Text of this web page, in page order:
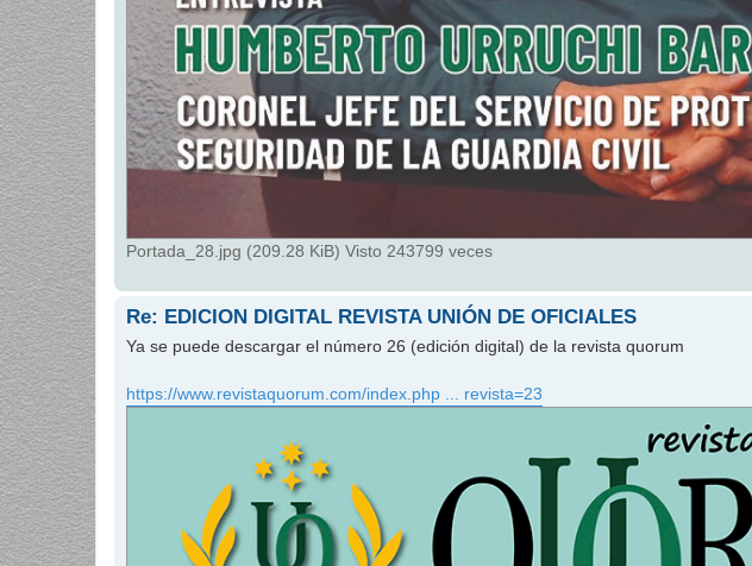
Portada_28.jpg (209.28 KiB) Visto 243799 veces
Re: EDICION DIGITAL REVISTA UNIÓN DE OFICIALES
Ya se puede descargar el número 26 (edición digital) de la revista quorum
https://www.revistaquorum.com/index.php ... revista=23